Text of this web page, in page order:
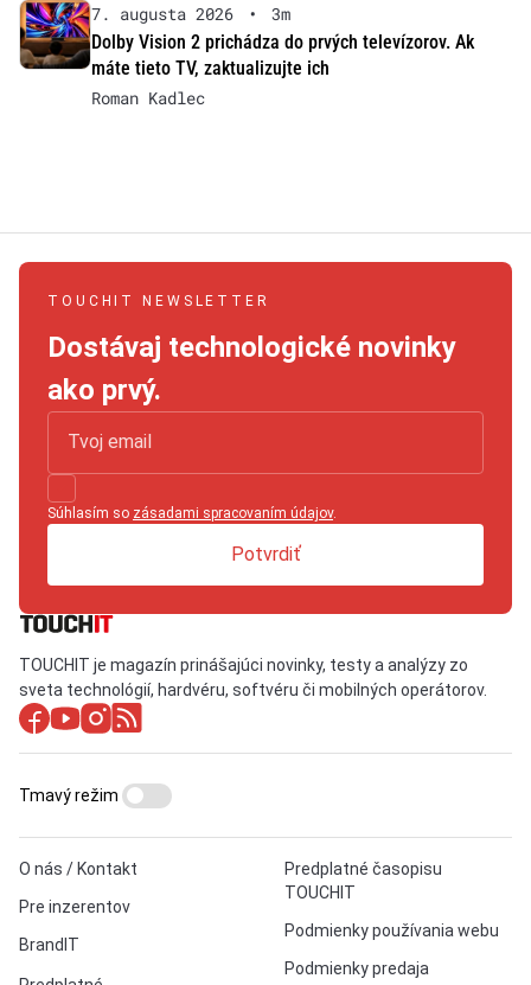
7. augusta 2026 •
3m
Dolby Vision 2 prichádza do prvých televízorov. Ak
máte tieto TV, zaktualizujte ich
Roman Kadlec
TOUCHIT NEWSLETTER
Dostávaj technologické novinky
ako prvý.
Súhlasím so zásadami spracovaním údajov.
Potvrdiť
TOUCHIT je magazín prinášajúci novinky, testy a analýzy zo
sveta technológií, hardvéru, softvéru či mobilných operátorov.
O nás / Kontakt
Pre inzerentov
BrandIT
Predplatné časopisu
TOUCHIT
Podmienky používania webu
Podmienky predaja
Tmavý režim